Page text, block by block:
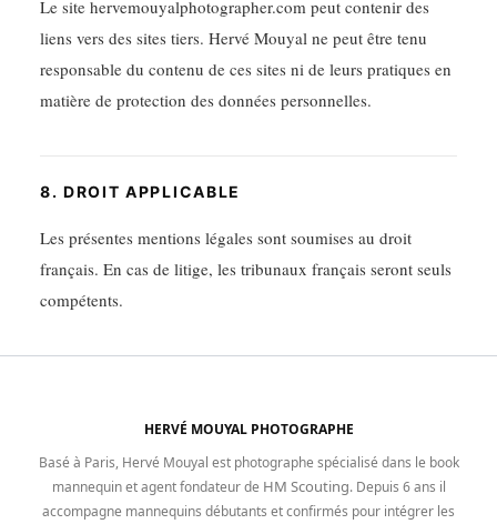
Le site hervemouyalphotographer.com peut contenir des
liens vers des sites tiers. Hervé Mouyal ne peut être tenu
responsable du contenu de ces sites ni de leurs pratiques en
matière de protection des données personnelles.
8. DROIT APPLICABLE
Les présentes mentions légales sont soumises au droit
français. En cas de litige, les tribunaux français seront seuls
compétents.
HERVÉ MOUYAL PHOTOGRAPHE
Basé à Paris, Hervé Mouyal est photographe spécialisé dans le book
mannequin et agent fondateur de HM Scouting. Depuis 6 ans il
accompagne mannequins débutants et confirmés pour intégrer les